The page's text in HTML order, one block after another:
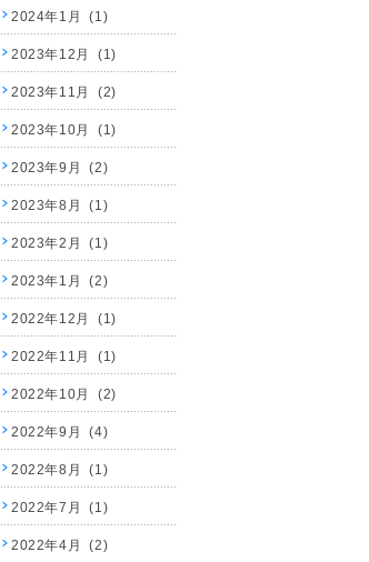
2024年1月 (1)
2023年12月 (1)
2023年11月 (2)
2023年10月 (1)
2023年9月 (2)
2023年8月 (1)
2023年2月 (1)
2023年1月 (2)
2022年12月 (1)
2022年11月 (1)
2022年10月 (2)
2022年9月 (4)
2022年8月 (1)
2022年7月 (1)
2022年4月 (2)